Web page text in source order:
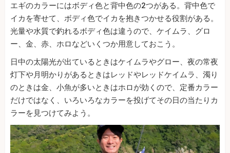
エギのカラーにはボディ色と背中色の2つがある。背中色で
イカを寄せて、ボディ色でイカを抱きつかせる役割がある。
光量や水質で釣れるボディ色は違うので、ケイムラ、グロ
ー、金、赤、ホロなどいくつか用意しておこう。
日中の太陽光が出ているときはケイムラやグロー、夜の常夜
灯下や月明かりがあるときはレッドやレッドケイムラ、濁り
のときは金、小魚が多いときはホロが効くので、定番カラー
だけではなく、いろいろなカラーを投げてその日の当たりカ
ラーを見つけてみよう。